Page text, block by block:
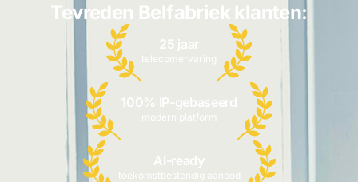
Tevreden Belfabriek klanten:
25 jaar
telecomervaring
100% IP-gebaseerd
modern platform
AI-ready
toekomstbestendig aanbod